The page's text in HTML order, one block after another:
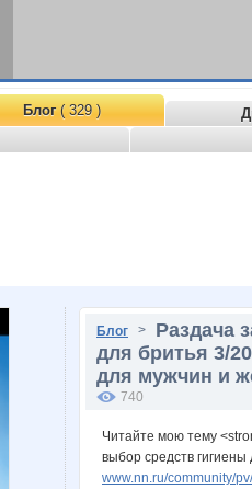
Блог( 329 )
Блог > Раздача
для бритья 3/
для мужчин и
740
Читайте мою тему
выбор средств
www.nn.ru/community/